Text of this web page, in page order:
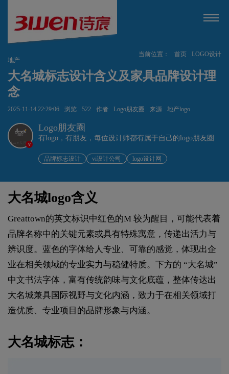
当前位置： 首页
LOGO设计
地产
大名城标志设计含义及家具品牌设计理
念
2025-11-14 22:29:06 浏览 522 作者 Logo朋友圈 来源 地产logo
v
Logo朋友圈
有logo，有朋友，每位设计师都有属于自己的logo朋友圈
品牌标志设计 vi设计公司 logo设计网
大名城logo含义
Greattown的英文标识中红色的M 较为醒目，可能代表着
品牌名称中的关键元素或具有特殊寓意，传递出活力与
辨识度。蓝色的字体给人专业、可靠的感觉，体现出企
业在相关领域的专业实力与稳健特质。下方的 “大名城”
中文书法字体，富有传统韵味与文化底蕴，整体传达出
大名城兼具国际视野与文化内涵，致力于在相关领域打
造优质、专业项目的品牌形象与内涵。
大名城标志：